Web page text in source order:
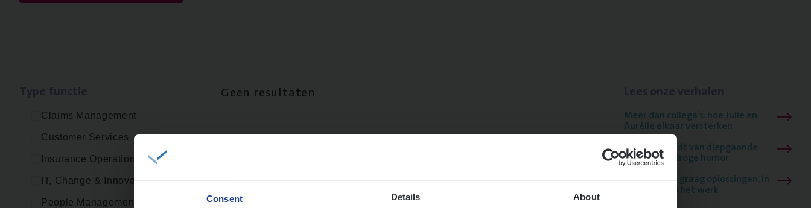
Consent Details About
Claims Management
Customer Services
Insurance Operations
IT, Change & Innovation
People Management
Geen resultaten
Meer dan collega’s: hoe Julie en
Aurélie elkaar versterken
Mathias houdt van diepgaande
dossiers én droge humor
Thalia zoekt graag oplossingen, in
games én op het werk